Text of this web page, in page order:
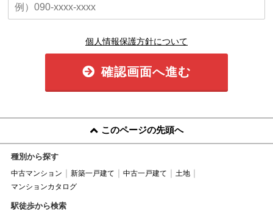
個人情報保護方針について
確認画面へ進む
このページの先頭へ
種別から探す
中古マンション 新築一戸建て 中古一戸建て
土地
マンションカタログ
駅徒歩から検索